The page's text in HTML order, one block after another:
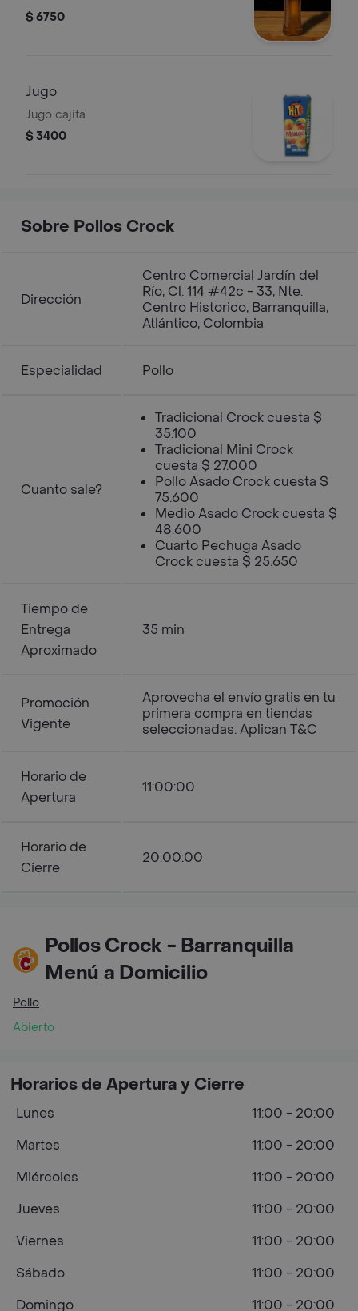
$ 6750
Jugo
Jugo cajita
$ 3400
Sobre Pollos Crock
Dirección
Centro Comercial Jardín del
Río, Cl. 114 #42c - 33, Nte.
Centro Historico, Barranquilla,
Atlántico, Colombia
Especialidad Pollo
Cuanto sale?
Tradicional Crock cuesta $
35.100
Tradicional Mini Crock
cuesta $ 27.000
Pollo Asado Crock cuesta $
75.600
Medio Asado Crock cuesta $
48.600
Cuarto Pechuga Asado
Crock cuesta $ 25.650
Tiempo de
Entrega
Aproximado
35 min
Promoción
Vigente
Aprovecha el envío gratis en tu
primera compra en tiendas
seleccionadas. Aplican T&C
Horario de
Apertura
11:00:00
Horario de
Cierre
20:00:00
Pollos Crock - Barranquilla
Menú a Domicilio
Pollo
Abierto
Horarios de Apertura y Cierre
Lunes
11:00 - 20:00
Martes
11:00 - 20:00
Miércoles
11:00 - 20:00
Jueves
11:00 - 20:00
Viernes
11:00 - 20:00
Sábado
11:00 - 20:00
Domingo
11:00 - 20:00